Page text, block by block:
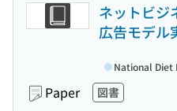
ネットビジ
広告モデル
Paper 図書
National Diet